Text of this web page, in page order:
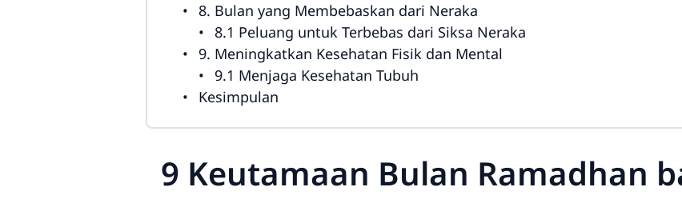
8. Bulan yang Membebaskan dari Neraka
8.1 Peluang untuk Terbebas dari Siksa Neraka
9. Meningkatkan Kesehatan Fisik dan Mental
9.1 Menjaga Kesehatan Tubuh
Kesimpulan
9 Keutamaan Bulan Ramadhan